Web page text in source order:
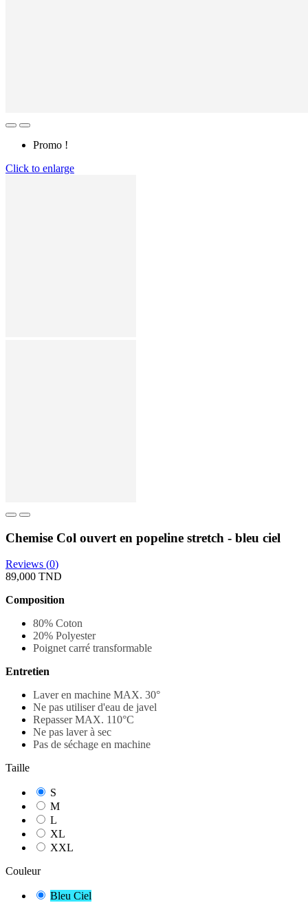
Promo !
Click to enlarge
Chemise Col ouvert en popeline stretch - bleu ciel
Reviews (0)
89,000 TND
Composition
80% Coton
20% Polyester
Poignet carré transformable
Entretien
Laver en machine MAX. 30°
Ne pas utiliser d'eau de javel
Repasser MAX. 110°C
Ne pas laver à sec
Pas de séchage en machine
Taille
S
M
L
XL
XXL
Couleur
Bleu Ciel